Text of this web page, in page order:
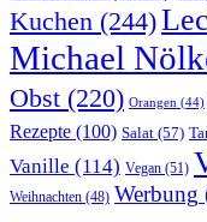
Kuchen (244)
Michael
Obst (220) Orangen (44)
Rezepte (100) Salat (57)
Vanille (114) Vegan (51)
Weihnachten (48) Werbung